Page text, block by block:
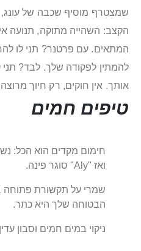
שמצטרף מוסיף שכבה של
הקצב: השהייה מתוקה, תנועה
המתאים. עם פרטנר? תני לו
להמתין לפקודה שלך. לבד? תני
אותך. אין חוקים, רק חיוך
טיפים חמים
חימום מקדים הוא הכל:
ואז "Aly" סוגר פינה.
שמרי על תקשורת פתוחה
הבטוחה שלך היא כתר.
ניקוי במים חמים וסבון